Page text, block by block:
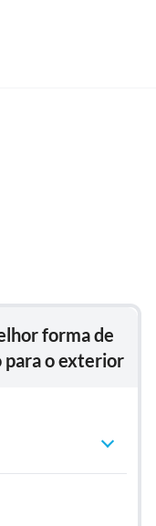
forma de
o exterior